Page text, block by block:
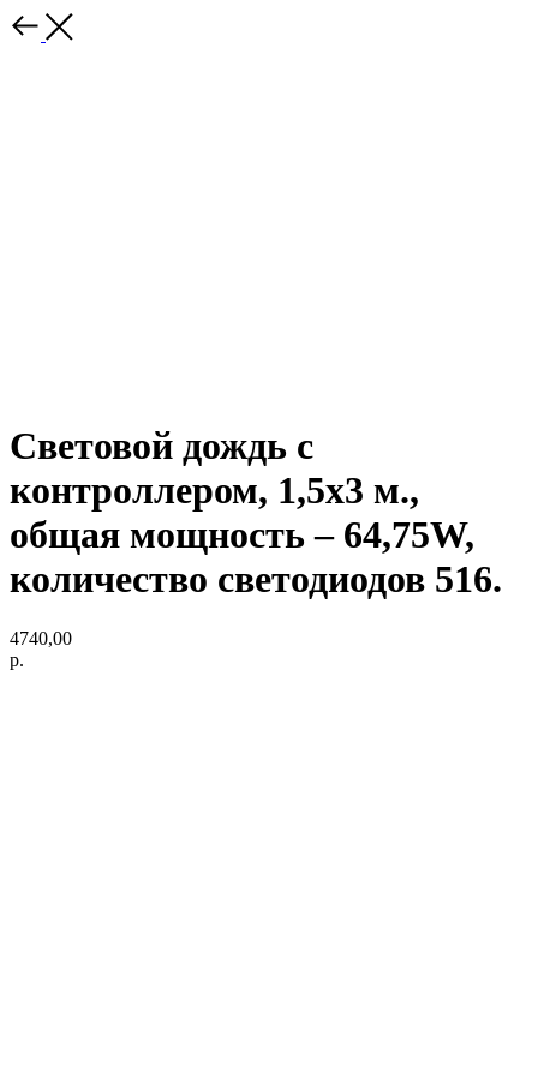
Световой дождь с
контроллером, 1,5х3 м.,
общая мощность – 64,75W,
количество светодиодов 516.
4740,00
р.